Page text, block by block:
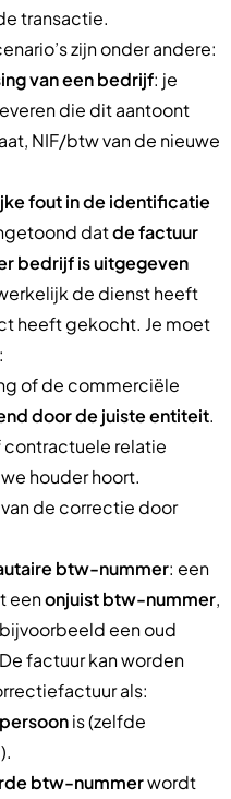
transactie.
zijn onder andere:
van een bedrijf: je
die dit aantoont
NIF/btw van de nieuwe
fout in de identificatie
datde factuur
bedrijf is uitgegeven
de dienst heeft
heeft gekocht. Je moet
of de commerciële
door de juiste entiteit.
relatie
houder hoort.
van de correctie door
btw-nummer: een
eenonjuist btw-nummer,
een oud
factuur kan worden
als:
is (zelfde
btw-nummerwordt